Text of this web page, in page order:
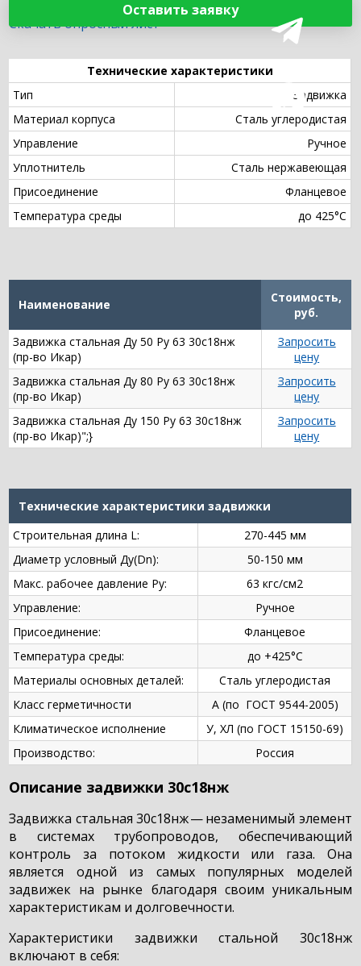
Оставить заявку
Скачать опросный лист
Технические характеристики
Тип
Задвижка
Материал корпуса
Сталь углеродистая
Управление
Ручное
Уплотнитель
Сталь нержавеющая
Присоединение
Фланцевое
Температура среды
до 425°С
Наименование
Стоимость,
руб.
Задвижка стальная Ду 50 Ру 63 30с18нж
(пр-во Икар)
Запросить
цену
Задвижка стальная Ду 80 Ру 63 30с18нж
(пр-во Икар)
Запросить
цену
Задвижка стальная Ду 150 Ру 63 30с18нж
(пр-во Икар)";}
Запросить
цену
Технические характеристики задвижки
Строительная длина L:
270-445 мм
Диаметр условный Ду(Dn):
50-150 мм
Макс. рабочее давление Ру:
63 кгс/см2
Управление:
Ручное
Присоединение:
Фланцевое
Температура среды:
до +425°С
Материалы основных деталей:
Сталь углеродистая
Класс герметичности
А (по ГОСТ 9544-2005)
Климатическое исполнение
У, ХЛ (по ГОСТ 15150-69)
Производство:
Россия
Описание задвижки 30с18нж
Задвижка стальная 30с18нж — незаменимый элемент
в системах трубопроводов, обеспечивающий
контроль за потоком жидкости или газа. Она
является одной из самых популярных моделей
задвижек на рынке благодаря своим уникальным
характеристикам и долговечности.
Характеристики задвижки стальной 30с18нж
включают в себя: